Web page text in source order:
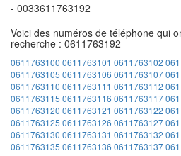
- 0033611763192
Voici des numéros de téléphone qui
recherche : 0611763192
0611763100 0611763101 0611763102
0611763105 0611763106 0611763107
0611763110 0611763111 0611763112
0611763115 0611763116 0611763117
0611763120 0611763121 0611763122
0611763125 0611763126 0611763127
0611763130 0611763131 0611763132
0611763135 0611763136 0611763137